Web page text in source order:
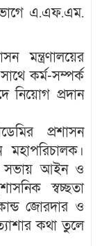
এ.এফ.এম.
মন্ত্রণালয়ের
কর্ম-সম্পর্ক
নিয়োগ প্রদান
প্রশাসন
সভায় আইন ও
স্বচ্ছতা
জোরদার ও
কথা তুলে